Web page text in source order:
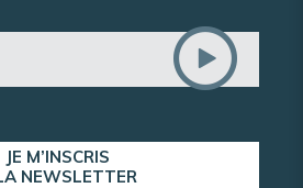
JE M’INSCRIS
NEWSLETTER